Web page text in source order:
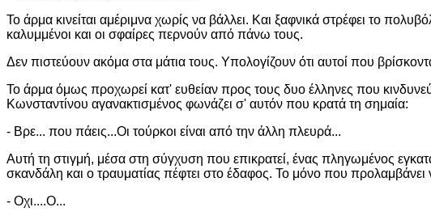
Το άρμα κινείται αμέριμνα χωρίς να βάλλει. Και ξαφνικά στρέφει το
καλυμμένοι και οι σφαίρες περνούν από πάνω τους.
Δεν πιστεύουν ακόμα στα μάτια τους. Υπολογίζουν ότι αυτοί που
Το άρμα όμως προχωρεί κατ' ευθείαν προς τους δυο έλληνες που
Κωνσταντίνου αγανακτισμένος φωνάζει σ' αυτόν που κρατά τη σημαία:
- Βρε... που πάεις...Οι τούρκοι είναι από την άλλη πλευρά...
Αυτή τη στιγμή, μέσα στη σύγχυση που επικρατεί, ένας πληγωμένος
σκανδάλη και ο τραυματίας πέφτει στο έδαφος. Το μόνο που προλαμβάνει
- Οχι....Ο...